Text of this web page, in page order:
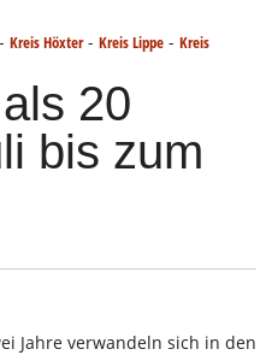
- Kreis Höxter- Kreis Lippe - Kreis
20
bis zum
Jahre verwandeln sich in den